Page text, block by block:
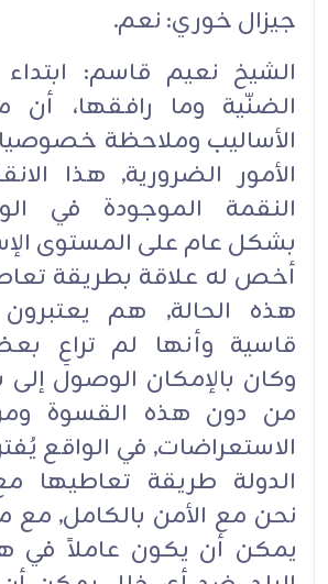
جيزال خوري: نعم.‏
الشيخ نعيم قاسم:
الضنّية وما رافقها، أن
الأساليب وملاحظة
الأمور الضرورية, هذا
النقمة الموجودة في
بشكل عام على المستوى
أخص له علاقة بطريقة
هذه الحالة, هم
قاسية وأنها لم تراعِ
وكان بالإمكان الوصول
من دون هذه القسوة
الاستعراضات, في الواقع
الدولة طريقة تعاطيها
نحن مع الأمن بالكامل,
يمكن أن يكون عاملاً في